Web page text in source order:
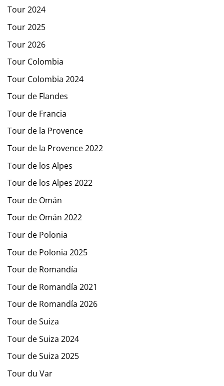
Tour 2024
Tour 2025
Tour 2026
Tour Colombia
Tour Colombia 2024
Tour de Flandes
Tour de Francia
Tour de la Provence
Tour de la Provence 2022
Tour de los Alpes
Tour de los Alpes 2022
Tour de Omán
Tour de Omán 2022
Tour de Polonia
Tour de Polonia 2025
Tour de Romandía
Tour de Romandía 2021
Tour de Romandía 2026
Tour de Suiza
Tour de Suiza 2024
Tour de Suiza 2025
Tour du Var